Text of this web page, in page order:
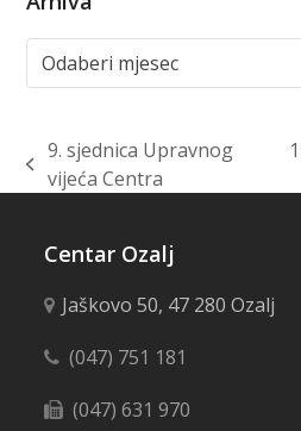
Arhiva
previous
9. sjednica Upravnog
vijeća Centra
Centar Ozalj
Jaškovo 50, 47 280 Ozalj
(047) 751 181
(047) 631 970